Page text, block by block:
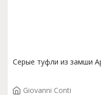
Серые туфли из замши
Giovanni Conti